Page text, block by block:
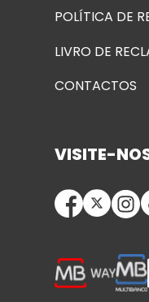
POLÍTICA DE
LIVRO DE
CONTACTOS
VISITE-